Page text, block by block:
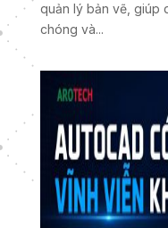
quản lý bản vẽ, giúp
chóng và...